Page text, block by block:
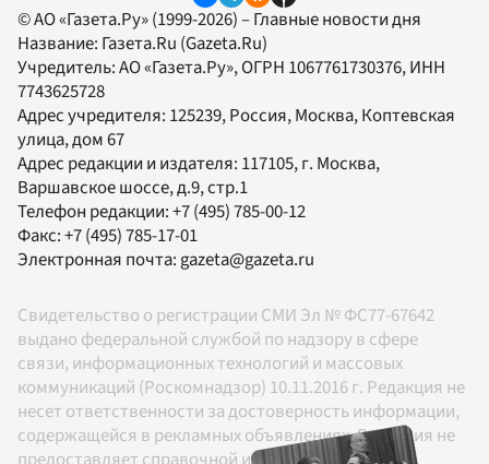
© АО «Газета.Ру» (1999-2026) – Главные новости дня
Название: Газета.Ru (Gazeta.Ru)
Учредитель:АО «Газета.Ру», ОГРН 1067761730376, ИНН
7743625728
Адрес учредителя: 125239, Россия, Москва, Коптевская
улица, дом 67
Адрес редакции и издателя: 117105, г. Москва,
Варшавское шоссе, д.9, стр.1
Телефон редакции:+7 (495) 785-00-12
Факс:+7 (495) 785-17-01
Электронная почта:gazeta@gazeta.ru
Свидетельство о регистрации СМИ Эл № ФС77-67642
выдано федеральной службой по надзору в сфере
связи, информационных технологий и массовых
коммуникаций (Роскомнадзор) 10.11.2016 г. Редакция не
несет ответственности за достоверность информации,
содержащейся в рекламных объявлениях. Редакция не